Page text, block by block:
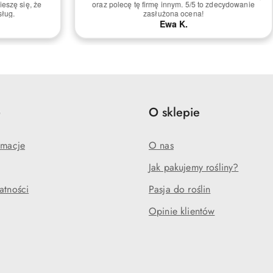
zasłużona
O sklepie
O nas
Jak pakujemy rośliny?
Pasja do roślin
Opinie klientów